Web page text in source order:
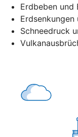
Erdbeben und
Schneedruck